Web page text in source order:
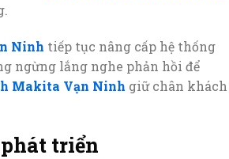
Ninh tiếp tục nâng cấp hệ thống
ngừng lắng nghe phản hồi để
Makita Vạn Ninh giữ chân khách
triển